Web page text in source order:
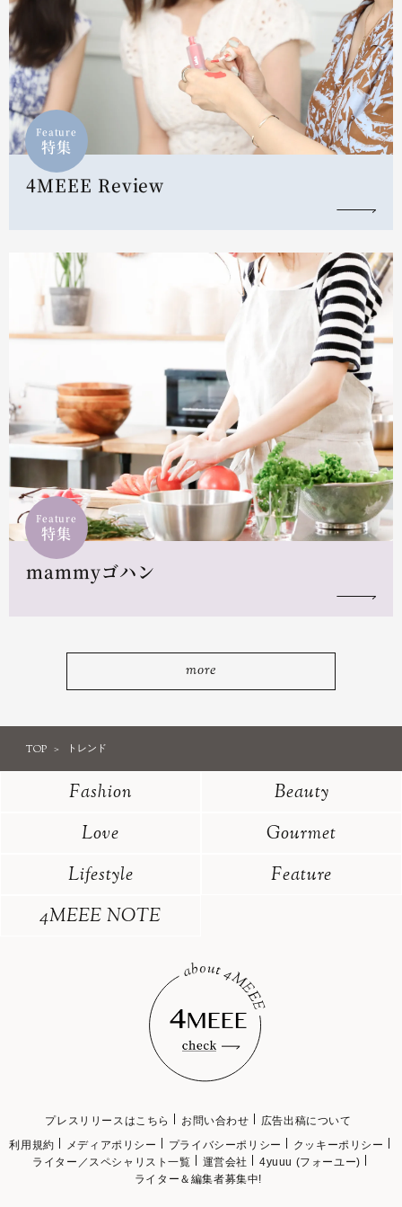
Feature
特集
4MEEE Review
Feature
特集
mammyゴハン
more
TOP トレンド
Fashion
Beauty
Love
Gourmet
Lifestyle
Feature
4MEEE NOTE
プレスリリースはこちら お問い合わせ
広告出稿について
利用規約
メディアポリシー プライバシーポリシー
クッキーポリシー
ライター／スペシャリスト一覧
運営会社
4yuuu (フォーユー)
ライター＆編集者募集中!